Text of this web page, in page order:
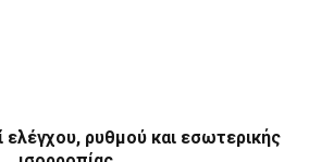
ρυθμού και εσωτερικής